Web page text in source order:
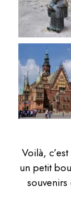
Voilà,
un petit
souvenirs